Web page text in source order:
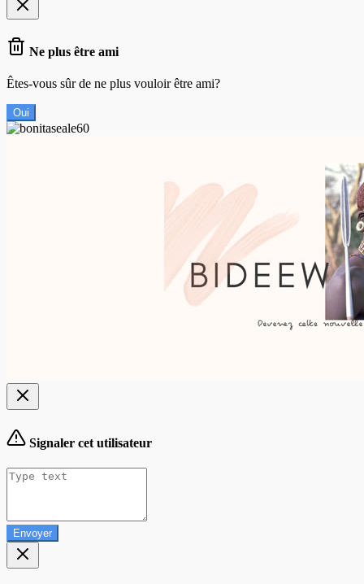
Ne plus être ami
Êtes-vous sûr de ne plus vouloir être ami?
Oui
Signaler cet utilisateur
Envoyer